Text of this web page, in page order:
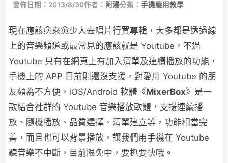
發佈日期：2013/8/30作者： 阿湯分類： 手機應用教學
現在應該愈來愈少人去唱片行買專輯，大多都是透過線
上的音樂頻道或最常見的應該就是 Youtube，不過
Youtube 只有在網頁上有加入清單及連續播放的功能，
手機上的 APP 目前則還沒支援，對愛用 Youtube 的朋
友頗為不方便，iOS/Android 軟體《MixerBox》是一
款結合社群的 Youtube 音樂播放軟體，支援連續播
放、隨機播放、品質選擇、清單建立等，功能相當完
善，而且也可以背景播放，讓我們用手機在 Youtube
聽音樂不中斷，目前限免中，要抓要快哦。